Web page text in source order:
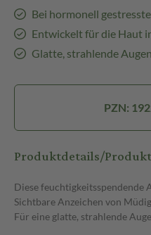
Bei hormonell
Entwickelt für die Haut
Glatte, strahlende
PZN:
Produktdetails/
Diese feuchtigkeitsspendende
Sichtbare Anzeichen von
Für eine glatte, strahlende